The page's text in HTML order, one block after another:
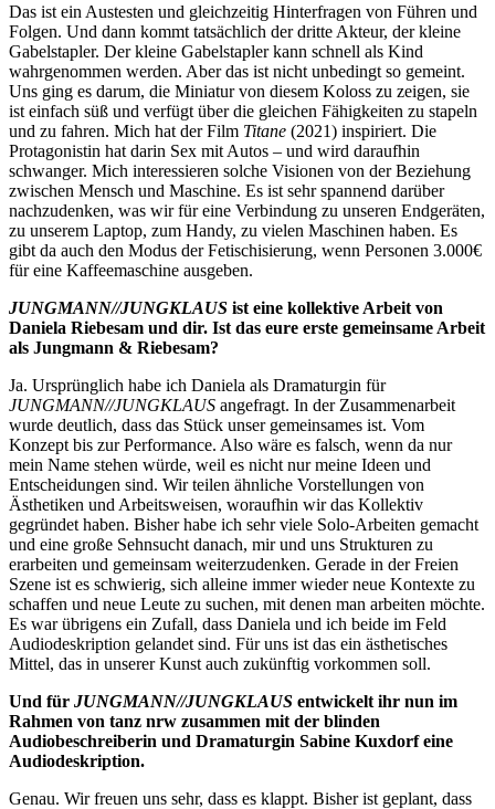
Das ist ein Austesten und gleichzeitig Hinterfragen von Führen und
Folgen. Und dann kommt tatsächlich der dritte Akteur, der kleine
Gabelstapler. Der kleine Gabelstapler kann schnell als Kind
wahrgenommen werden. Aber das ist nicht unbedingt so gemeint.
Uns ging es darum, die Miniatur von diesem Koloss zu zeigen, sie
ist einfach süß und verfügt über die gleichen Fähigkeiten zu stapeln
und zu fahren. Mich hat der Film Titane (2021) inspiriert. Die
Protagonistin hat darin Sex mit Autos – und wird daraufhin
schwanger. Mich interessieren solche Visionen von der Beziehung
zwischen Mensch und Maschine. Es ist sehr spannend darüber
nachzudenken, was wir für eine Verbindung zu unseren Endgeräten,
zu unserem Laptop, zum Handy, zu vielen Maschinen haben. Es
gibt da auch den Modus der Fetischisierung, wenn Personen 3.000€
für eine Kaffeemaschine ausgeben.
JUNGMANN//JUNGKLAUS ist eine kollektive Arbeit von
Daniela Riebesam und dir. Ist das eure erste gemeinsame Arbeit
als Jungmann & Riebesam?
Ja. Ursprünglich habe ich Daniela als Dramaturgin für
JUNGMANN//JUNGKLAUS angefragt. In der Zusammenarbeit
wurde deutlich, dass das Stück unser gemeinsames ist. Vom
Konzept bis zur Performance. Also wäre es falsch, wenn da nur
mein Name stehen würde, weil es nicht nur meine Ideen und
Entscheidungen sind. Wir teilen ähnliche Vorstellungen von
Ästhetiken und Arbeitsweisen, woraufhin wir das Kollektiv
gegründet haben. Bisher habe ich sehr viele Solo-Arbeiten gemacht
und eine große Sehnsucht danach, mir und uns Strukturen zu
erarbeiten und gemeinsam weiterzudenken. Gerade in der Freien
Szene ist es schwierig, sich alleine immer wieder neue Kontexte zu
schaffen und neue Leute zu suchen, mit denen man arbeiten möchte.
Es war übrigens ein Zufall, dass Daniela und ich beide im Feld
Audiodeskription gelandet sind. Für uns ist das ein ästhetisches
Mittel, das in unserer Kunst auch zukünftig vorkommen soll.
Und für JUNGMANN//JUNGKLAUS entwickelt ihr nun im
Rahmen von tanz nrw zusammen mit der blinden
Audiobeschreiberin und Dramaturgin Sabine Kuxdorf eine
Audiodeskription.
Genau. Wir freuen uns sehr, dass es klappt. Bisher ist geplant, dass